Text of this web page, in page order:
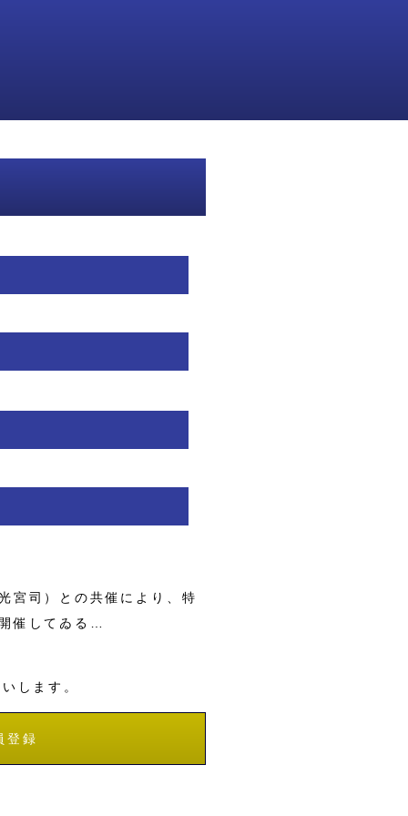
宮司）との共催により、特
催してゐる…
します。
登録